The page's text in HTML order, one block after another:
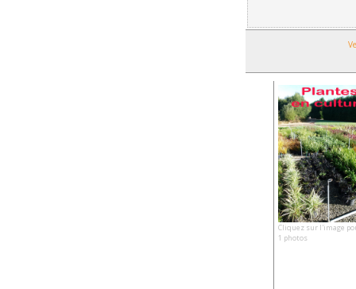
Cliquez sur l'image
1 photos